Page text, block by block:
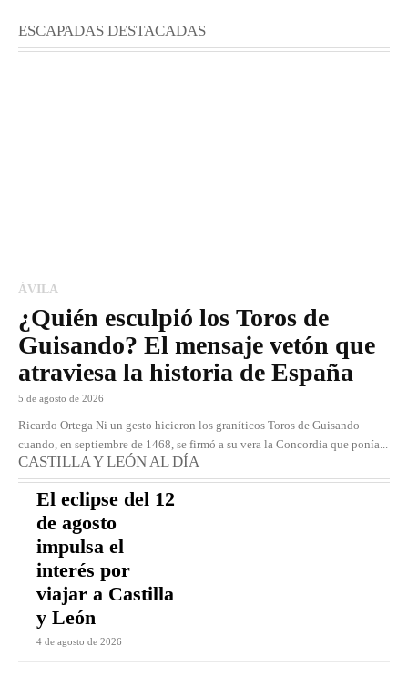
ESCAPADAS DESTACADAS
ÁVILA
¿Quién esculpió los Toros de
Guisando? El mensaje vetón que
atraviesa la historia de España
5 de agosto de 2026
Ricardo Ortega Ni un gesto hicieron los graníticos Toros de Guisando
cuando, en septiembre de 1468, se firmó a su vera la Concordia que ponía...
CASTILLA Y LEÓN AL DÍA
El eclipse del 12
de agosto
impulsa el
interés por
viajar a Castilla
y León
4 de agosto de 2026